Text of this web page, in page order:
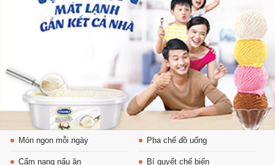
Món ngon mỗi ngày Pha chế đồ uống
Cẩm nang nấu ăn Bí quyết chế biến